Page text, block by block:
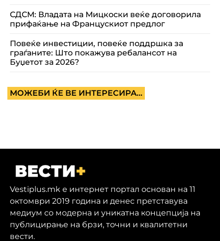
СДСМ: Владата на Мицкоски веќе договорила
прифаќање на Францускиот предлог
Повеќе инвестиции, повеќе поддршка за
граѓаните: Што покажува ребалансот на
Буџетот за 2026?
МОЖЕБИ ЌЕ ВЕ ИНТЕРЕСИРА...
Vestiplus.mk е интернет портал основан на 11
октомври 2019 година и денес претставува
медиум со модерна и уникатна концепција на
публицирање на брзи, точни и квалитетни
вести.